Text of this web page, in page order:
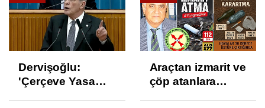
Araçtan izmarit ve
çöp atanlara
TÜİK Temmuz
enflasyonunu